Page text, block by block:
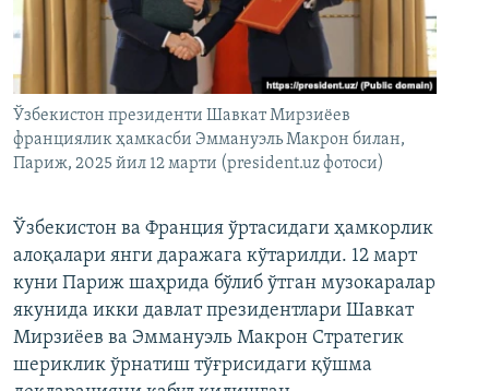
Ўзбекистон президенти Шавкат Мирзиёев
франциялик ҳамкасби Эммануэль Макрон билан,
Париж, 2025 йил 12 марти (president.uz фотоси)
Ўзбекистон ва Франция ўртасидаги ҳамкорлик
алоқалари янги даражага кўтарилди. 12 март
куни Париж шаҳрида бўлиб ўтган музокаралар
якунида икки давлат президентлари Шавкат
Мирзиёев ва Эммануэль Макрон Стратегик
шериклик ўрнатиш тўғрисидаги қўшма